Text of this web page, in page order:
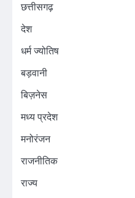
छत्तीसगढ़
देश
धर्म ज्योतिष
बड़वानी
बिज़नेस
मध्य प्रदेश
मनोरंजन
राजनीतिक
राज्य